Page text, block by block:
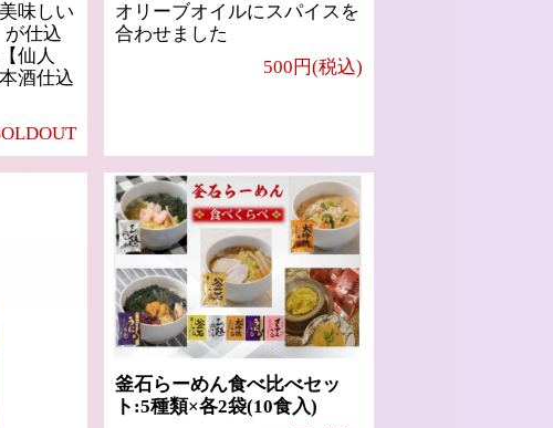
味しい
が仕込
仙人
酒仕込
オリーブオイルにスパイスを
合わせました
500円(税込)
釜石らーめん食べ比べセッ
ト:5種類×各2袋(10食入)